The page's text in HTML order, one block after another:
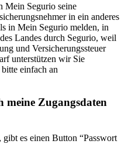
Mein Segurio seine
in ein anderes
in Mein Segurio melden, in
Landes durch Segurio, weil
und Versicherungssteuer
unterstützen wir Sie
einfach an
meine Zugangsdaten
es einen Button “Passwort